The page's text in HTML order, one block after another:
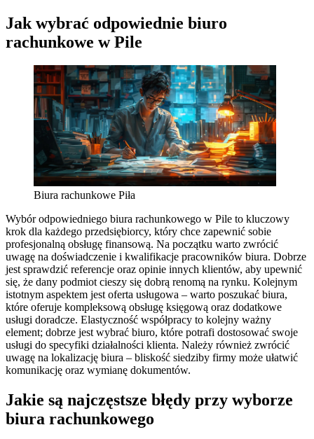
Jak wybrać odpowiednie biuro
rachunkowe w Pile
Biura rachunkowe Piła
Wybór odpowiedniego biura rachunkowego w Pile to kluczowy
krok dla każdego przedsiębiorcy, który chce zapewnić sobie
profesjonalną obsługę finansową. Na początku warto zwrócić
uwagę na doświadczenie i kwalifikacje pracowników biura. Dobrze
jest sprawdzić referencje oraz opinie innych klientów, aby upewnić
się, że dany podmiot cieszy się dobrą renomą na rynku. Kolejnym
istotnym aspektem jest oferta usługowa – warto poszukać biura,
które oferuje kompleksową obsługę księgową oraz dodatkowe
usługi doradcze. Elastyczność współpracy to kolejny ważny
element; dobrze jest wybrać biuro, które potrafi dostosować swoje
usługi do specyfiki działalności klienta. Należy również zwrócić
uwagę na lokalizację biura – bliskość siedziby firmy może ułatwić
komunikację oraz wymianę dokumentów.
Jakie są najczęstsze błędy przy wyborze
biura rachunkowego